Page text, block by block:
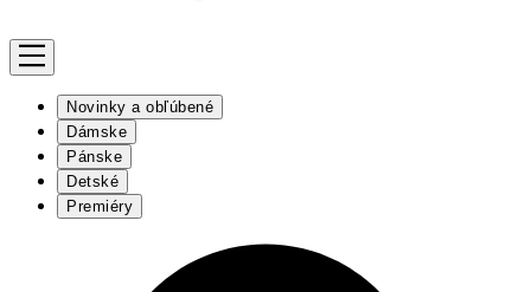
Novinky a obľúbené
Dámske
Pánske
Detské
Premiéry